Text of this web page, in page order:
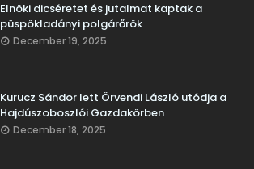
Elnöki dicséretet és jutalmat kaptak a
püspökladányi polgárőrök
December 19, 2025
Kurucz Sándor lett Örvendi László utódja a
Hajdúszoboszlói Gazdakörben
December 18, 2025